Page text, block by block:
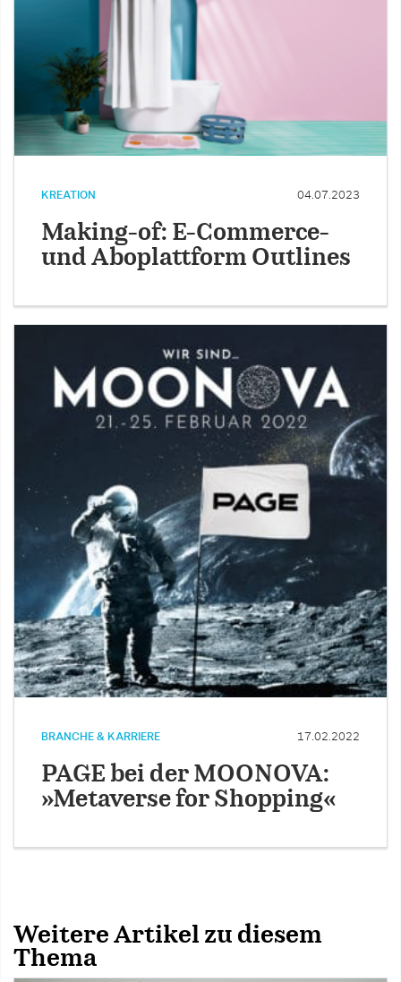
KREATION 04.07.2023
Making-of: E-Commerce-
und Aboplattform Outlines
BRANCHE & KARRIERE 17.02.2022
PAGE bei der MOONOVA:
»Metaverse for Shopping«
Weitere Artikel zu diesem
Thema